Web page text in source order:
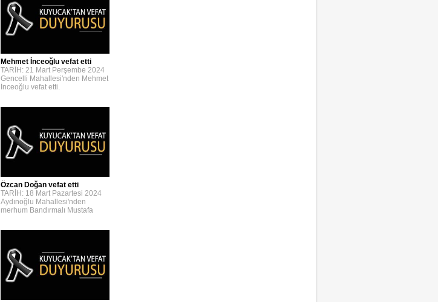
Mehmet İnceoğlu vefat etti
TARİH: 21 Mart Perşembe 2024
Gencelli Mahallesi'nden Mehmet
İnceoğlu vefat etti.
Özcan Doğan vefat etti
TARİH: 18 Mart Pazartesi 2024
Aydınoğlu Mahallesi'nden
merhum Bandırmalı Mustafa